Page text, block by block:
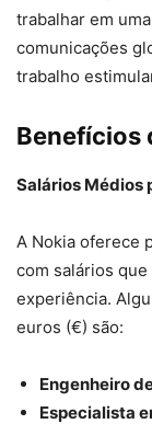
trabalhar em
comunicações
trabalho
Benefícios
Salários Médios
A Nokia oferece
com salários
experiência.
euros (€) são:
Engenheiro
Especialista